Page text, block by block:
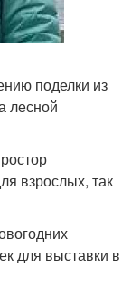
поделки из
лесной
взрослых, так
для выставки в